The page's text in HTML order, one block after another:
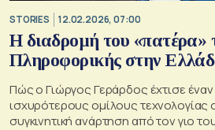
STORIES 12.02.2026, 07:00
Η διαδρομή του «πατέρα»
Πληροφορικής στην
Πώς ο Γιώργος Γεράρδος έχτισε
ισχυρότερους ομίλους τεχνολογίας
συγκινητική ανάρτηση από τον γιο